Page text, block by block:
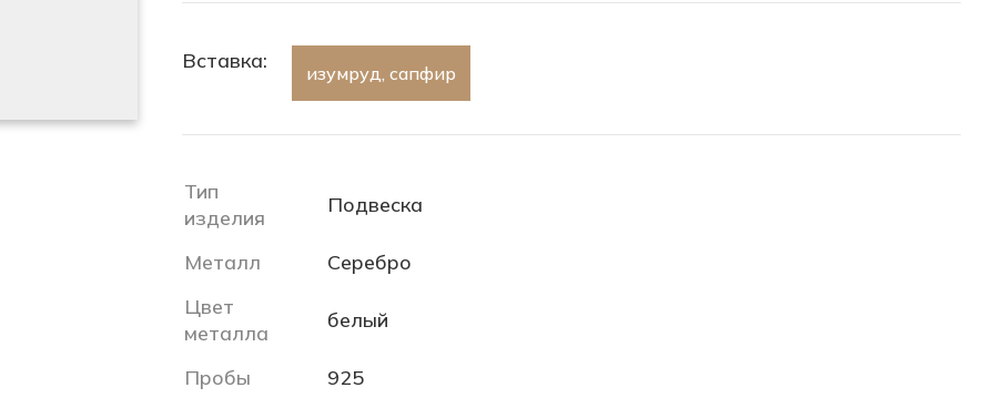
Вставка: изумруд, сапфир
Тип
изделия
Подвеска
Металл
Серебро
Цвет
металла
белый
Пробы
925